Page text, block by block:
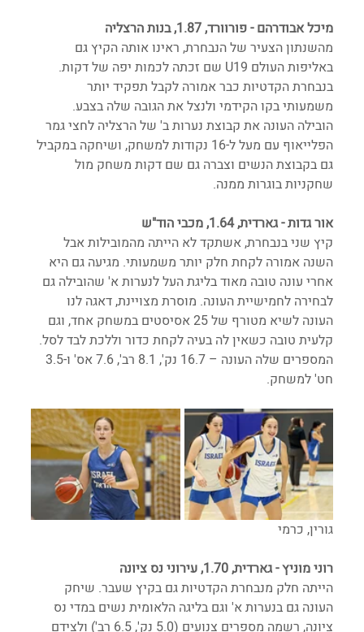
מיכל אבודרהם - פורוורד, 1.87, בנות הרצליה
מהשנתון הצעיר של הנבחרת, ראינו אותה הקיץ גם
באליפות העולם U19 שם זכתה לכמות יפה של דקות.
בנבחרת הקדטיות כבר אמורה לקבל תפקיד יותר
משמעותי בקו הקידמי ולנצל את הגובה שלה בצבע.
הובילה העונה את קבוצת נערות ב' של הרצליה לחצי גמר
הפלייאוף עם מעל ל-16 נקודות למשחק, ושיחקה במקביל
גם בקבוצת הנשים וצברה גם שם דקות משחק מול
שחקניות בוגרות ממנה.
אור גדות - גארדית, 1.64, מכבי הוד"ש
קיץ שני בנבחרת, אשתקד לא הייתה מהמובילות אבל
השנה אמורה לקחת חלק יותר משמעותי. מגיעה גם היא
אחרי עונה טובה מאוד בליגת העל לנערות א' שהובילה גם
לבחירה לחמישיית העונה. מוסרת מצויינת, דאגה לנו
העונה לשיא מטורף של 25 אסיסטים במשחק אחד, וגם
קלעית טובה כשאין לה בעיה לקחת כדור וללכת לבד לסל.
חט' למשחק.
גורין, כרמי
רוני מוניץ - גארדית, 1.70, עירוני נס ציונה
הייתה חלק מנבחרת הקדטיות גם בקיץ שעבר. שיחק
העונה גם בנערות א' וגם בליגה הלאומית נשים במדי נס
ציונה, רשמה מספרים צנועים (5.0 נק', 6.5 רב') ולצידם